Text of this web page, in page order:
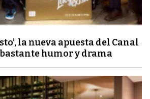
la nueva apuesta del Canal
bastante humor y drama